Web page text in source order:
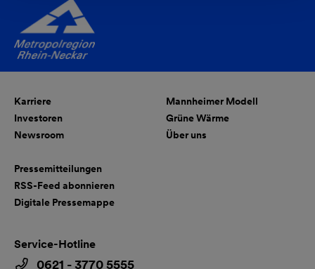
Karriere
Investoren
Newsroom
Mannheimer Modell
Grüne Wärme
Über uns
Pressemitteilungen
RSS-Feed abonnieren
Digitale Pressemappe
Service-Hotline
0621 - 3770 5555